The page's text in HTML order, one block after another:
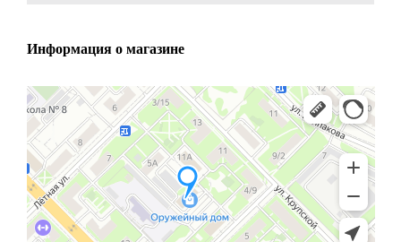
Информация о магазине